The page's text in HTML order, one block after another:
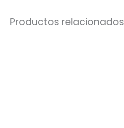
Productos relacionados